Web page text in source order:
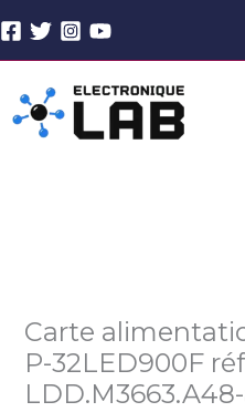
au
Carte
P-32LED900F réf